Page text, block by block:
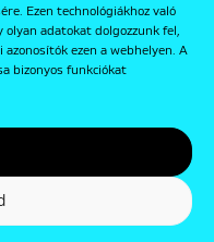
Ezen technológiákhoz való
olyan adatokat dolgozzunk fel,
ezen a webhelyen. A
bizonyos funkciókat